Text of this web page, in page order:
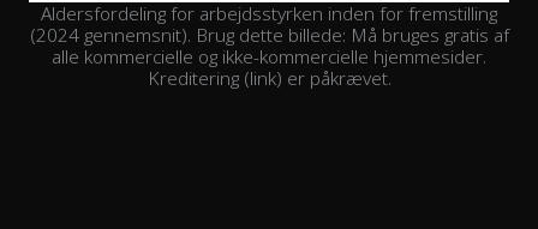
Aldersfordeling for arbejdsstyrken inden for fremstilling
(2024 gennemsnit). Brug dette billede: Må bruges gratis af
alle kommercielle og ikke-kommercielle hjemmesider.
Kreditering (link) er påkrævet.